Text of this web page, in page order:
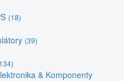
(18)
(39)
& Komponenty